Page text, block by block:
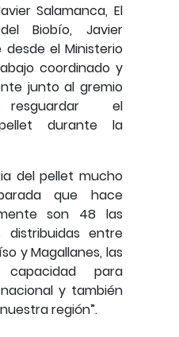
Salamanca, El
Biobío, Javier
desde el Ministerio
coordinado y
junto al gremio
el
durante la
del pellet mucho
que hace
son 48 las
distribuidas entre
y Magallanes, las
para
y también
región”.